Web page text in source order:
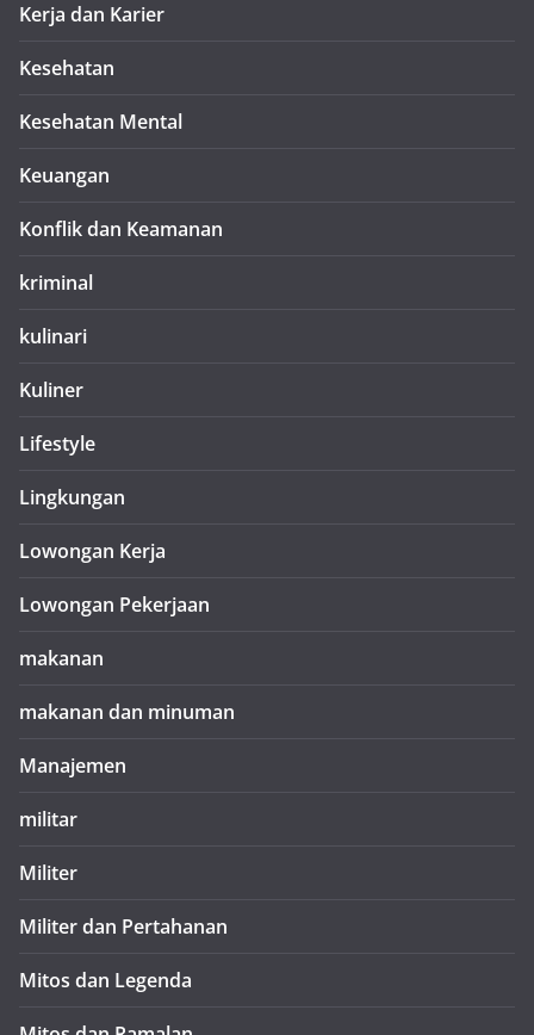
Kerja dan Karier
Kesehatan
Kesehatan Mental
Keuangan
Konflik dan Keamanan
kriminal
kulinari
Kuliner
Lifestyle
Lingkungan
Lowongan Kerja
Lowongan Pekerjaan
makanan
makanan dan minuman
Manajemen
militar
Militer
Militer dan Pertahanan
Mitos dan Legenda